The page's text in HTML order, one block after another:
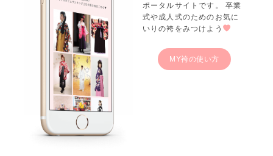
ポータルサイトです。 卒業
式や成人式のためのお気に
いりの袴をみつけよう
MY袴の使い方